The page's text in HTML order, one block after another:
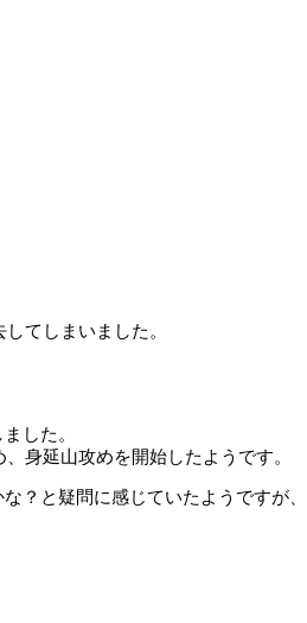
てしまいました。
した。
身延山攻めを開始したようです。
？と疑問に感じていたようですが